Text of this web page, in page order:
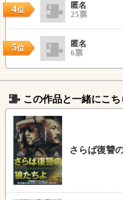
4位
匿名
25票
5位
匿名
6票
この作品と一緒にこち
さらば復讐